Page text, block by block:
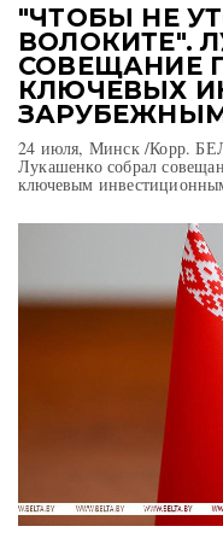
"ЧТОБЫ НЕ
ВОЛОКИТЕ".
СОВЕЩАНИЕ
КЛЮЧЕВЫХ
24 июля, Минск /Корр.
Лукашенко собрал
ключевым